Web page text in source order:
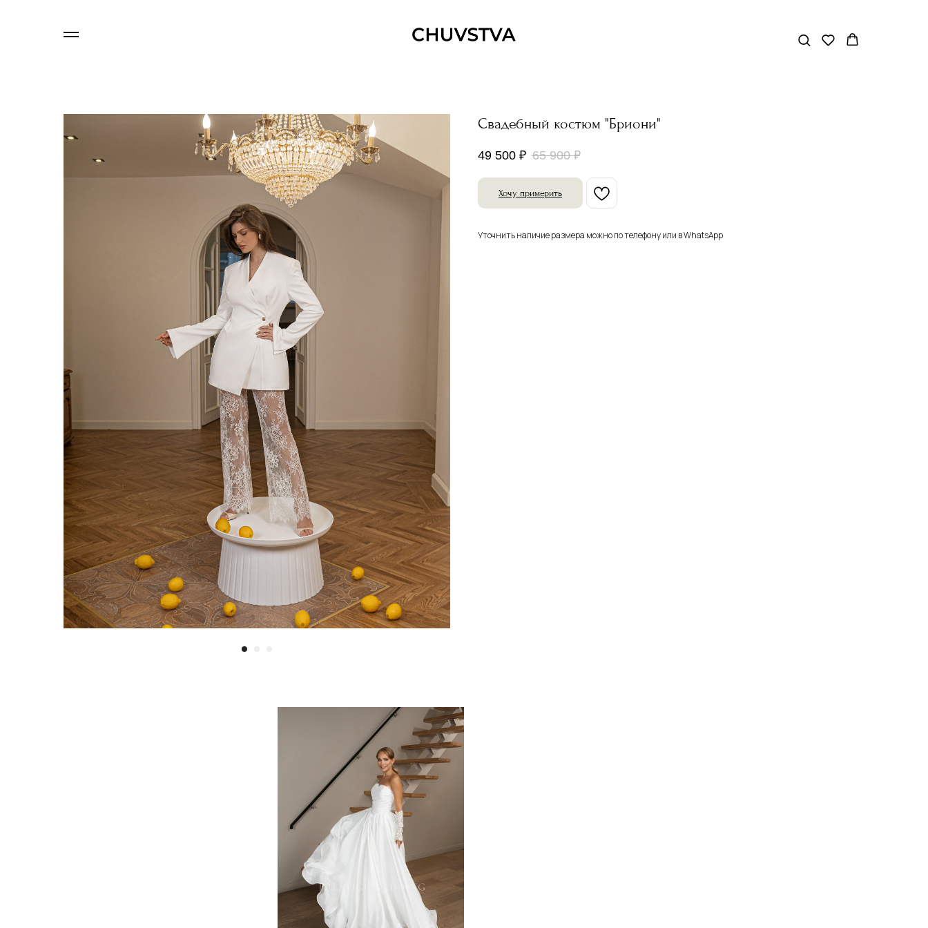
Свадебный костюм "Бриони"
49 500 ₽ 65 900 ₽
Хочу примерить
Уточнить наличие размера можно по телефону или в WhatsApp